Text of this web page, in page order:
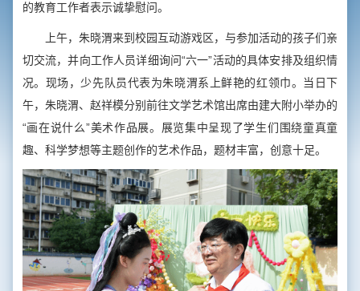
的教育工作者表示诚挚慰问。
上午，朱晓渭来到校园互动游戏区，与参加活动的孩子们亲
切交流，并向工作人员详细询问“六一”活动的具体安排及组织情
况。现场，少先队员代表为朱晓渭系上鲜艳的红领巾。当日下
午，朱晓渭、赵祥模分别前往文学艺术馆出席由建大附小举办的
“画在说什么”美术作品展。展览集中呈现了学生们围绕童真童
趣、科学梦想等主题创作的艺术作品，题材丰富，创意十足。